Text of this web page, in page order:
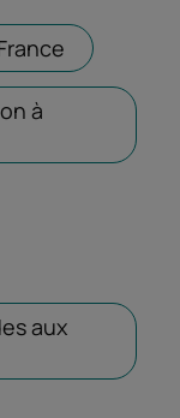
Ouvrir
à
dans un
un nouvel
un nouvel
aux
dans un nouvel